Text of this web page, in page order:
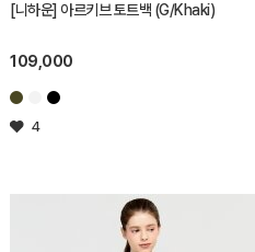
[니하운] 아르키브 토트백 (G/Khaki)
109,000
4